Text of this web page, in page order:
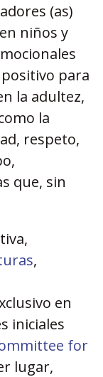
(as)
niños y
para
la adultez,
la
respeto,
que, sin
,
en
iniciales
for
lugar,